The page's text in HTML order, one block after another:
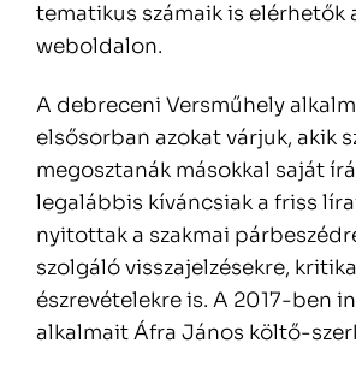
tematikus számaik is elérhetők
weboldalon.
A debreceni Versműhely
elsősorban azokat várjuk, akik
megosztanák másokkal saját
legalábbis kíváncsiak a friss
nyitottak a szakmai
szolgáló visszajelzésekre,
észrevételekre is. A 2017-ben
alkalmait Áfra János költő-